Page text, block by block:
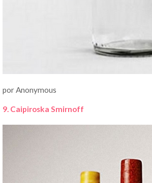
por Anonymous
9. Caipiroska Smirnoff